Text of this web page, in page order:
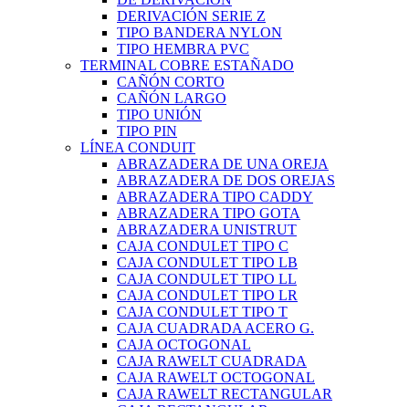
DERIVACIÓN SERIE Z
TIPO BANDERA NYLON
TIPO HEMBRA PVC
TERMINAL COBRE ESTAÑADO
CAÑÓN CORTO
CAÑÓN LARGO
TIPO UNIÓN
TIPO PIN
LÍNEA CONDUIT
ABRAZADERA DE UNA OREJA
ABRAZADERA DE DOS OREJAS
ABRAZADERA TIPO CADDY
ABRAZADERA TIPO GOTA
ABRAZADERA UNISTRUT
CAJA CONDULET TIPO C
CAJA CONDULET TIPO LB
CAJA CONDULET TIPO LL
CAJA CONDULET TIPO LR
CAJA CONDULET TIPO T
CAJA CUADRADA ACERO G.
CAJA OCTOGONAL
CAJA RAWELT CUADRADA
CAJA RAWELT OCTOGONAL
CAJA RAWELT RECTANGULAR